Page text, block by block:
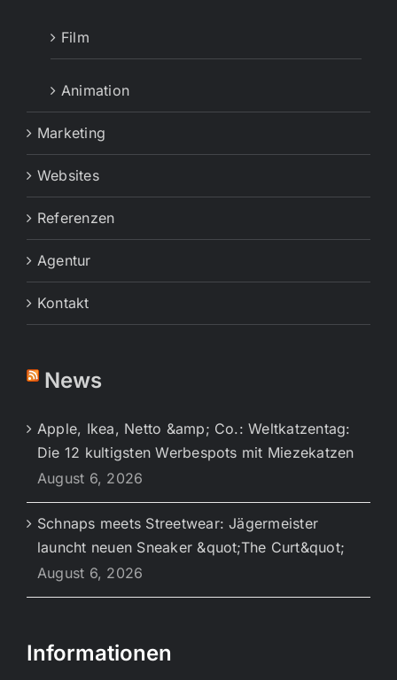
Film
Animation
Marketing
Websites
Referenzen
Agentur
Kontakt
News
Apple, Ikea, Netto &amp; Co.: Weltkatzentag:
Die 12 kultigsten Werbespots mit Miezekatzen
August 6, 2026
Schnaps meets Streetwear: Jägermeister
launcht neuen Sneaker &quot;The Curt&quot;
August 6, 2026
Informationen